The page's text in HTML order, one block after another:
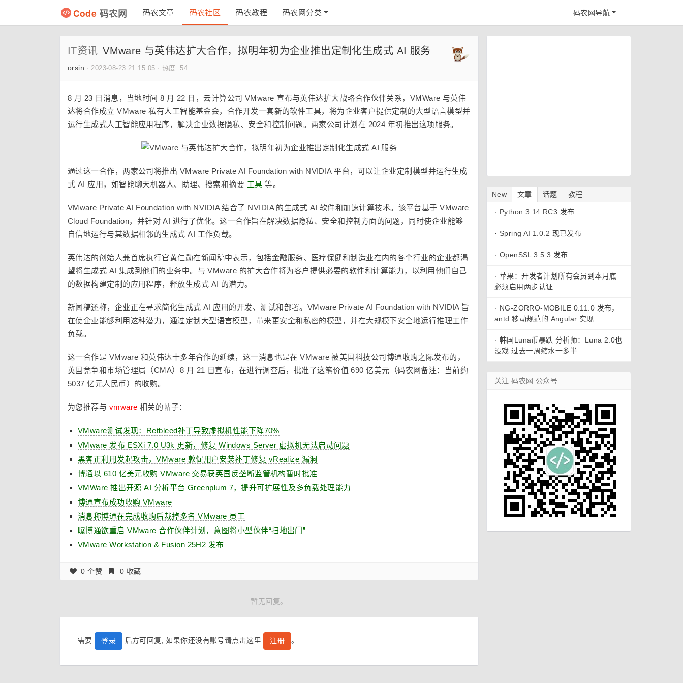
Code 码农网 码农文章 码农社区 码农教程 码农网分类 码农网导航
IT资讯 VMware 与英伟达扩大合作，拟明年初为企业推出定制化生成式 AI 服务
orsin ·2023-08-23 21:15:05 · 热度: 54
8 月 23 日消息，当地时间 8 月 22 日，云计算公司 VMware 宣布与英伟达扩大战略合作伙伴关系，VMWare 与英伟
达将合作成立 VMware 私有人工智能基金会，合作开发一套新的软件工具， 将为企业客户提供定制的大型语言模型并
运行生成式人工智能应用程序，解决企业数据隐私、安全和控制问题。两家公司计划在 2024 年初推出这项服务。
通过这一合作，两家公司将推出 VMware Private AI Foundation with NVIDIA 平台， 可以让企业定制模型并运行生成
式 AI 应用，如智能聊天机器人、助理、搜索和摘要 工具 等。
VMware Private AI Foundation with NVIDIA 结合了 NVIDIA 的生成式 AI 软件和加速计算技术。该平台基于 VMware
Cloud Foundation，并针对 AI 进行了优化。这一合作旨在解决数据隐私、安全和控制方面的问题，同时使企业能够
自信地运行与其数据相邻的生成式 AI 工作负载。
英伟达的创始人兼首席执行官黄仁勋在新闻稿中表示，包括金融服务、医疗保健和制造业在内的各个行业的企业都渴
望将生成式 AI 集成到他们的业务中。与 VMware 的扩大合作将为客户提供必要的软件和计算能力，以利用他们自己
的数据构建定制的应用程序，释放生成式 AI 的潜力。
新闻稿还称，企业正在寻求简化生成式 AI 应用的开发、测试和部署。VMware Private AI Foundation with NVIDIA 旨
在使企业能够利用这种潜力，通过定制大型语言模型，带来更安全和私密的模型，并在大规模下安全地运行推理工作
负载。
这一合作是 VMware 和英伟达十多年合作的延续，这一消息也是在 VMware 被美国科技公司博通收购之际发布的，
英国竞争和市场管理局（CMA）8 月 21 日宣布，在进行调查后，批准了这笔价值 690 亿美元（码农网备注：当前约
5037 亿元人民币）的收购。
为您推荐与 vmware 相关的帖子：
VMware测试发现：Retbleed补丁导致虚拟机性能下降70%
VMware 发布 ESXi 7.0 U3k 更新，修复 Windows Server 虚拟机无法启动问题
黑客正利用发起攻击，VMware 敦促用户安装补丁修复 vRealize 漏洞
博通以 610 亿美元收购 VMware 交易获英国反垄断监管机构暂时批准
VMWare 推出开源 AI 分析平台 Greenplum 7，提升可扩展性及多负载处理能力
博通宣布成功收购 VMware
消息称博通在完成收购后裁掉多名 VMware 员工
曝博通欲重启 VMware 合作伙伴计划，意图将小型伙伴“扫地出门”
VMware Workstation & Fusion 25H2 发布
0 个赞 0 收藏
暂无回复。
需要 登录 后方可回复, 如果你还没有账号请点击这里 注册 。
New 文章 话题 教程
· Python 3.14 RC3 发布
· Spring AI 1.0.2 现已发布
· OpenSSL 3.5.3 发布
· 苹果：开发者计划所有会员到本月底
必须启用两步认证
· NG-ZORRO-MOBILE 0.11.0 发布，
antd 移动规范的 Angular 实现
· 韩国Luna币暴跌 分析师：Luna 2.0也
没戏 过去一周缩水一多半
关注 码农网 公众号